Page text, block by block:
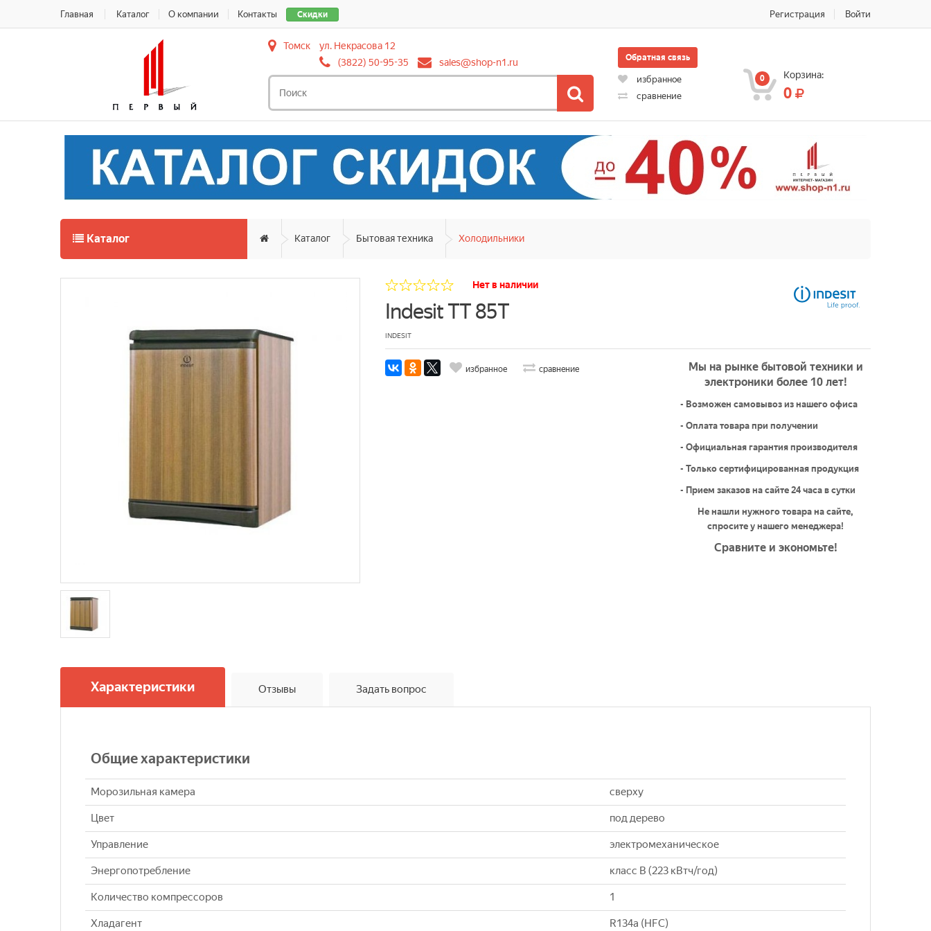
Скидки
Главная Каталог О компании Контакты Регистрация Войти
Томск
ул. Некрасова 12
(3822) 50-95-35
sales@shop-n1.ru Обратная связь
избранное
сравнение
0 Корзина:
0
Каталог Каталог Бытовая техника Холодильники
Нет в наличии
Indesit TT 85T
INDESIT
избранное сравнение
Мы на рынке бытовой техники и
электроники более 10 лет!
- Возможен самовывоз из нашего офиса
- Оплата товара при получении
- Официальная гарантия производителя
- Только сертифицированная продукция
- Прием заказов на сайте 24 часа в сутки
Не нашли нужного товара на сайте,
спросите у нашего менеджера!
Сравните и экономьте!
Характеристики Отзывы Задать вопрос
Общие характеристики
Морозильная камера сверху
Цвет под дерево
Управление электромеханическое
Энергопотребление класс B (223 кВтч/год)
Количество компрессоров 1
Хладагент R134a (HFC)